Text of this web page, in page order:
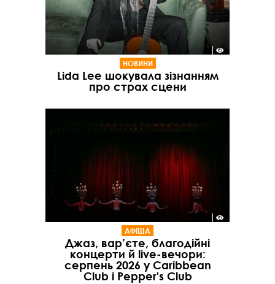
НОВИНИ
Lida Lee шокувала зізнанням
про страх сцени
АФІША
Джаз, вар’єте, благодійні
концерти й live-вечори:
серпень 2026 у Caribbean
Club і Pepper's Club